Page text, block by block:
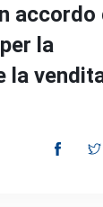
accordo
la
la